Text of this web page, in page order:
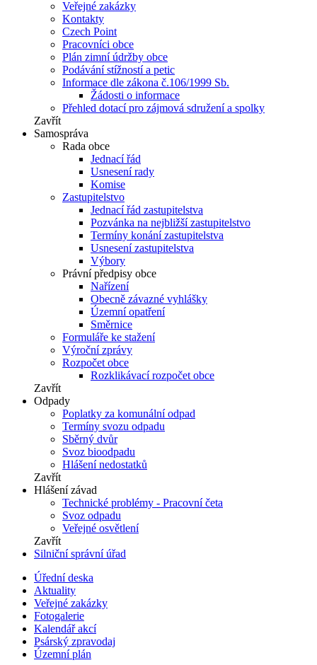
Veřejné zakázky
Kontakty
Czech Point
Pracovníci obce
Plán zimní údržby obce
Podávání stížností a petic
Informace dle zákona č.106/1999 Sb.
Žádosti o informace
Přehled dotací pro zájmová sdružení a spolky
Zavřít
Samospráva
Rada obce
Jednací řád
Usnesení rady
Komise
Zastupitelstvo
Jednací řád zastupitelstva
Pozvánka na nejbližší zastupitelstvo
Termíny konání zastupitelstva
Usnesení zastupitelstva
Výbory
Právní předpisy obce
Nařízení
Obecně závazné vyhlášky
Územní opatření
Směrnice
Formuláře ke stažení
Výroční zprávy
Rozpočet obce
Rozklikávací rozpočet obce
Zavřít
Odpady
Poplatky za komunální odpad
Termíny svozu odpadu
Sběrný dvůr
Svoz bioodpadu
Hlášení nedostatků
Zavřít
Hlášení závad
Technické problémy - Pracovní četa
Svoz odpadu
Veřejné osvětlení
Zavřít
Silniční správní úřad
Úřední deska
Aktuality
Veřejné zakázky
Fotogalerie
Kalendář akcí
Psárský zpravodaj
Územní plán